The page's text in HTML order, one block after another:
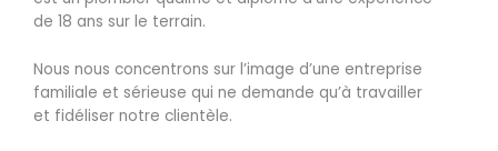
de 18 ans sur le terrain.
Nous nous concentrons sur l’image d’une entreprise
familiale et sérieuse qui ne demande qu’à travailler
et fidéliser notre clientèle.